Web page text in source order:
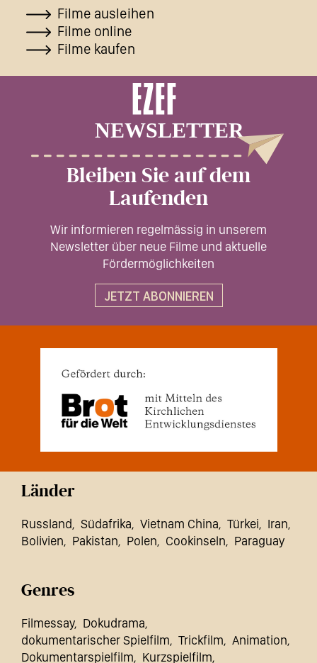
Filme ausleihen
Filme online
Filme kaufen
Bleiben Sie auf dem
Laufenden
Wir informieren regelmässig in unserem
Newsletter über neue Filme und aktuelle
Fördermöglichkeiten
JETZT ABONNIEREN
Länder
Russland Südafrika Vietnam China Türkei
Iran
Bolivien
Pakistan Polen Cookinseln Paraguay
Genres
Filmessay
Dokudrama
dokumentarischer Spielfilm
Trickfilm
Animation
Dokumentarspielfilm
Kurzspielfilm